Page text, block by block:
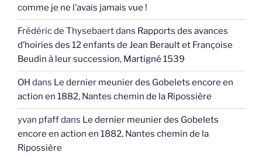
comme je ne l’avais jamais vue !
Frédéric de Thysebaertdans Rapports des avances
d’hoiries des 12 enfants de Jean Berault et Françoise
Beudin à leur succession, Martigné 1539
OH dans Le dernier meunier des Gobelets encore en
action en 1882, Nantes chemin de la Ripossière
yvan pfaffdans Le dernier meunier des Gobelets
encore en action en 1882, Nantes chemin de la
Ripossière